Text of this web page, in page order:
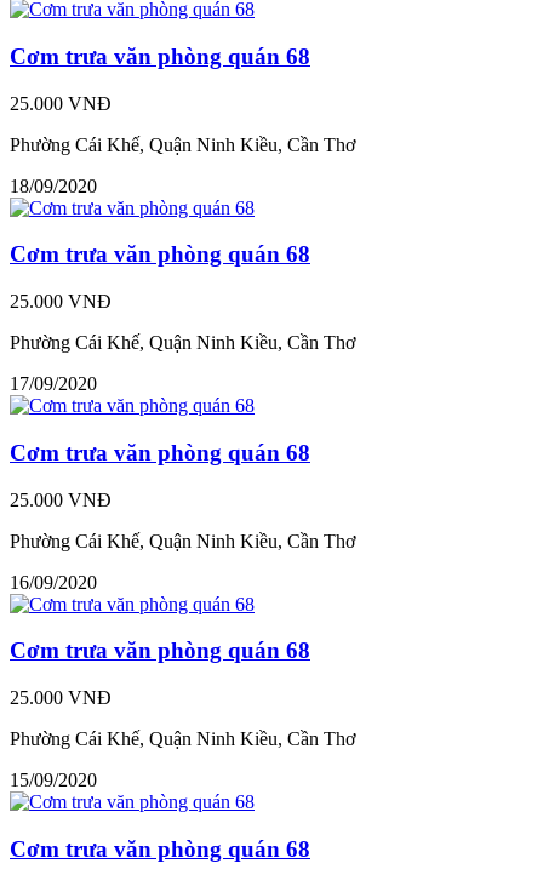
Cơm trưa văn phòng quán 68
25.000 VNĐ
Phường Cái Khế, Quận Ninh Kiều, Cần Thơ
18/09/2020
Cơm trưa văn phòng quán 68
25.000 VNĐ
Phường Cái Khế, Quận Ninh Kiều, Cần Thơ
17/09/2020
Cơm trưa văn phòng quán 68
25.000 VNĐ
Phường Cái Khế, Quận Ninh Kiều, Cần Thơ
16/09/2020
Cơm trưa văn phòng quán 68
25.000 VNĐ
Phường Cái Khế, Quận Ninh Kiều, Cần Thơ
15/09/2020
Cơm trưa văn phòng quán 68